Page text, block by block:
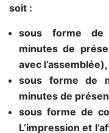
soit :
sous forme de
minutes de
avec l’assemblée),
sous forme de
minutes de
sous forme de
L’impression et